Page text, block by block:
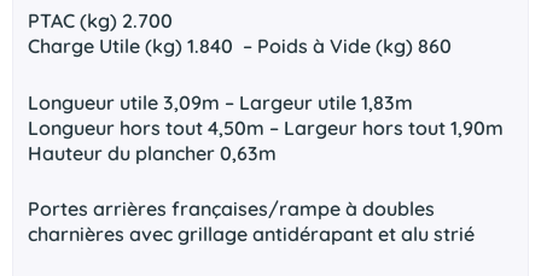
PTAC (kg) 2.700
Charge Utile (kg) 1.840 – Poids à Vide (kg) 860
Longueur utile 3,09m – Largeur utile 1,83m
Longueur hors tout 4,50m – Largeur hors tout 1,90m
Hauteur du plancher 0,63m
Portes arrières françaises/rampe à doubles
charnières avec grillage antidérapant et alu strié